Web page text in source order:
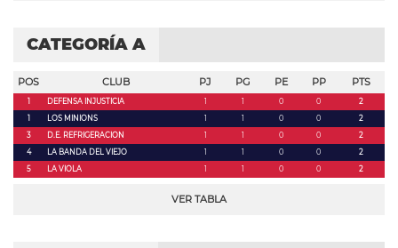
CATEGORÍA A
POS CLUB PJ PG PE PP PTS
1 DEFENSA INJUSTICIA 1 1 0 0
2
1
LOS MINIONS 1 1 0 0
2
3
D.E. REFRIGERACION 1 1 0 0
2
4
LA BANDA DEL VIEJO 1 1 0 0
2
5
LA VIOLA 1 1 0 0 2
VER TABLA